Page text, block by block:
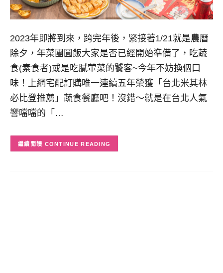
2023年即將到來，跨完年後，緊接著1/21就是農曆
除夕，年菜團圓飯大家是否已經開始準備了，吃蔬
食(素食者)或是吃膩葷菜的饕客~今年不妨換個口
味！上網宅配訂購唯一連續五年榮獲「台北米其林
必比登推薦」蔬食餐廳吧！沒錯～就是在台北人氣
響噹噹的「…
CONTINUE READING